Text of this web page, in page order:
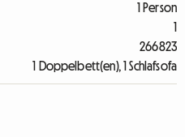
1 Person
1
266823
1 Doppelbett(en), 1 Schlafsofa